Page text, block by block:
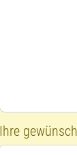
Ihre